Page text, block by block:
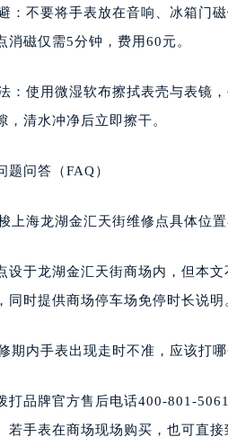
：不要将手表放在音响、冰箱门
消磁仅需5分钟，费用60元。
：使用微湿软布擦拭表壳与表镜
，清水冲净后立即擦干。
题问答（FAQ）
上海龙湖金汇天街维修点具体位置
设于龙湖金汇天街商场内，但本
同时提供商场停车场免停时长说明
期内手表出现走时不准，应该打哪
打品牌官方售后电话400-801-
若手表在商场现场购买，也可直